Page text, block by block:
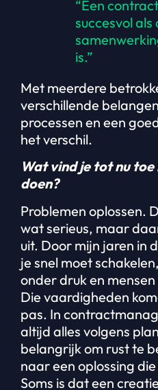
“Een
succesvol als
is.”
Met meerdere
verschillende
processen en een
het verschil.
Wat vind je tot nu
doen?
Problemen oplossen.
wat serieus, maar
uit. Door mijn jaren in
je snel moet
onder druk en
Die vaardigheden
pas. In
altijd alles volgens
belangrijk om rust te
naar een oplossing
Soms is dat een